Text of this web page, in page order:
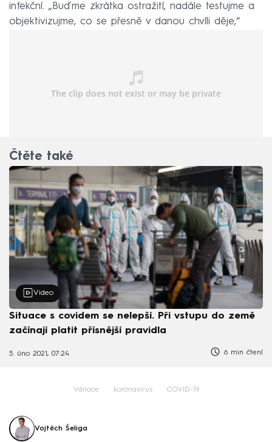
infekční. „Buďme zkrátka ostražití, nadále testujme a
objektivizujme, co se přesně v danou chvíli děje,“
Čtěte také
Video
Situace s covidem se nelepší. Při vstupu do země
začínají platit přísnější pravidla
5. úno 2021, 07:24 6 min čtení
Vánoce koronavirus COVID-19
Vojtěch Šeliga